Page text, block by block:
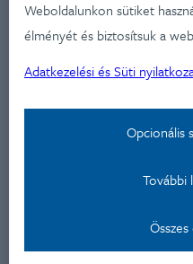
Weboldalunkon sütiket
élményét és biztosítsuk a
Adatkezelési és Süti
Opcionális
További